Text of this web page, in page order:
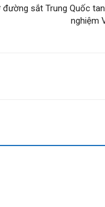
đường sắt Trung Quốc
nghiệm